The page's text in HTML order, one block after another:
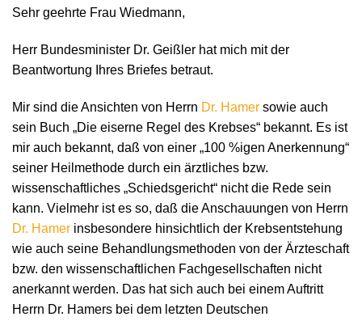
Sehr geehrte Frau Wiedmann,
Herr Bundesminister Dr. Geißler hat mich mit der
Beantwortung Ihres Briefes betraut.
Mir sind die Ansichten von Herrn Dr. Hamer sowie auch
sein Buch „Die eiserne Regel des Krebses“ bekannt. Es ist
mir auch bekannt, daß von einer „100 %igen Anerkennung“
seiner Heilmethode durch ein ärztliches bzw.
wissenschaftliches „Schiedsgericht“ nicht die Rede sein
kann. Vielmehr ist es so, daß die Anschauungen von Herrn
Dr. Hamer insbesondere hinsichtlich der Krebsentstehung
wie auch seine Behandlungsmethoden von der Ärzteschaft
bzw. den wissenschaftlichen Fachgesellschaften nicht
anerkannt werden. Das hat sich auch bei einem Auftritt
Herrn Dr. Hamers bei dem letzten Deutschen